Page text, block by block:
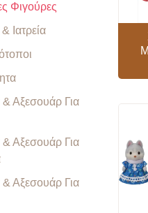
Φιγούρες
Ιατρεία
Αξεσουάρ Για
Αξεσουάρ Για
Αξεσουάρ Για